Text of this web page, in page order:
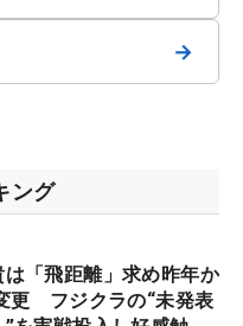
→
ング
は「飛距離」求め昨年か
更 フジクラの“未発表